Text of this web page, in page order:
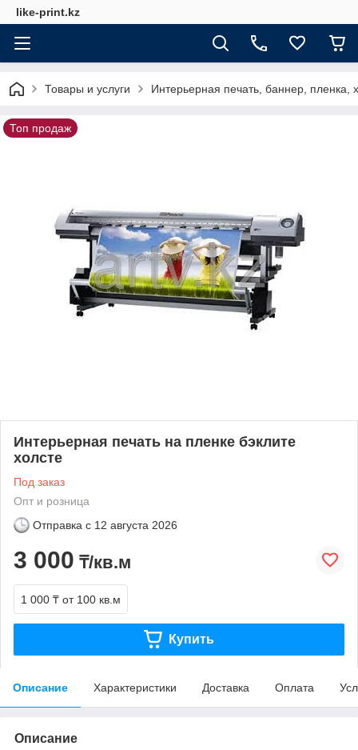
like-print.kz
Товары и услуги Интерьерная печать, баннер, пленка,
Топ продаж
Интерьерная печать на пленке бэклите
холсте
Под заказ
Опт и розница
Отправка с 12 августа 2026
3 000 ₸/кв.м
1 000 ₸ от 100 кв.м
Купить
Описание Характеристики Доставка Оплата
Описание